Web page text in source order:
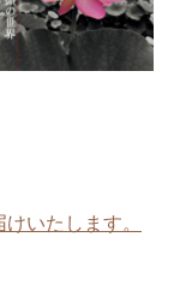
いたします。